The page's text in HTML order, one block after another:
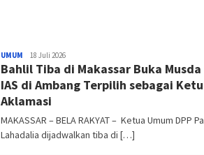
UMUM Belarakyat
18 Juli 2026
Bahlil Tiba di Makassar Buka
IAS di Ambang Terpilih sebagai
Aklamasi
MAKASSAR – BELA RAKYAT – Ketua Umum DPP
Lahadalia dijadwalkan tiba di […]